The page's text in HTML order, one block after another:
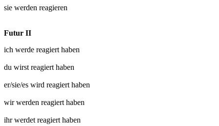
sie werden reagieren
Futur II
ich werde reagiert haben
du wirst reagiert haben
er/sie/es wird reagiert haben
wir werden reagiert haben
ihr werdet reagiert haben